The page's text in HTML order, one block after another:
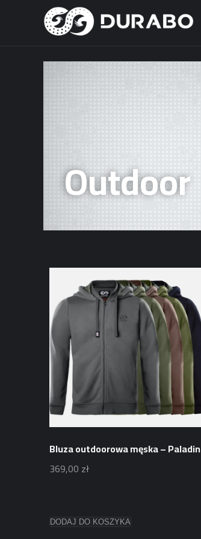
Outdoor
Bluza outdoorowa męska – Paladin
369,00 zł
Ten
produkt
DODAJ DO KOSZYKA